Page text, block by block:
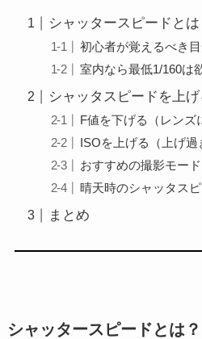
シャッタースピードとは
初心者が覚えるべき
室内なら最低1/160は
シャッタスピードを上
F値を下げる（レンズ
ISOを上げる（上げ過
おすすめの撮影モード
晴天時のシャッタス
まとめ
シャッタースピードとは？